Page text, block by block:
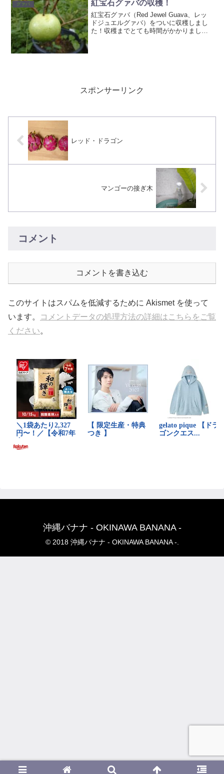
か？水晶グァバ真珠グァバ...
グァバ 紅宝石グァバの収穫！
紅宝石グァバ（Red Jewel Guava、レッ
ドジュエルグァバ）をついに収穫しまし
た！収穫までとても時間がかかりました
スポンサーリンク
レッド・ドラゴン
マンゴーの接ぎ木
コメント
コメントを書き込む
このサイトはスパムを低減するために Akismet を使って
います。
コメントデータの処理方法の詳細はこちらをご覧
ください。
沖縄バナナ - OKINAWA BANANA -
© 2018 沖縄バナナ - OKINAWA BANANA -.